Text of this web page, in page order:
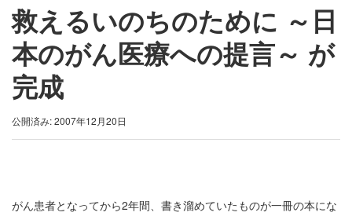
救えるいのちのために ～日
本のがん医療への提言～ が
完成
公開済み: 2007年12月20日
がん患者となってから2年間、書き溜めていたものが一冊の本にな